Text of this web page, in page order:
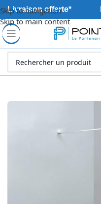
Skip to navigation
Skip to main content
Livraison offerte*
Accueil Sanitaire Douche